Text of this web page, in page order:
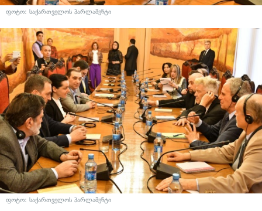
ფოტო: საქართველოს პარლამენტი
ფოტო: საქართველოს პარლამენტი